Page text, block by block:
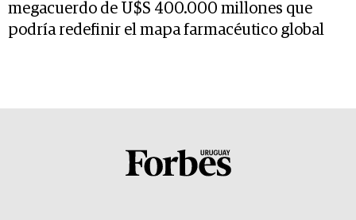
megacuerdo de U$S 400.000 millones que
podría redefinir el mapa farmacéutico global